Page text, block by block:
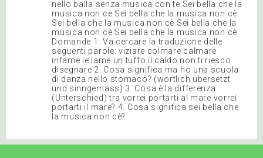
nello balla senza musica con te Sei bella che la
musica non cè Sei bella che la musica non cè
Sei bella che la musica non cè Sei bella che la
musica non cè Sei bella che la musica non cè
Domande 1. Va cercare la traduzione delle
seguenti parole: viziare colmare calmare
infame le lame un tuffo il caldo non ti riesco
disegnare 2. Cosa significa ma ho una scuola
di danza nello stomaco? (wörtlich übersetzt
und sinngemäss) 3. Cosa è la differenza
(Unterschied) tra vorrei portarti al mare vorrei
portarti il mare? 4. Cosa significa sei bella che
la musica non cè?